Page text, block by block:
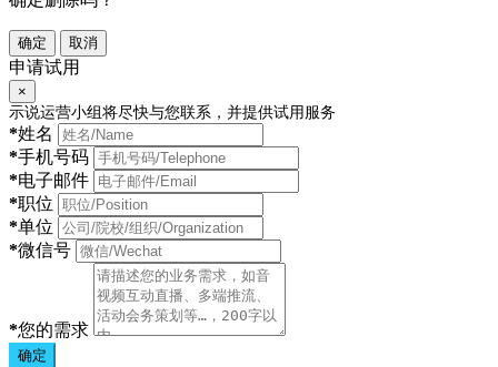
确定 取消
申请试用
×
示说运营小组将尽快与您联系，并提供试用服务
*姓名
*手机号码
*电子邮件
*职位
*单位
*微信号
*您的需求
确定